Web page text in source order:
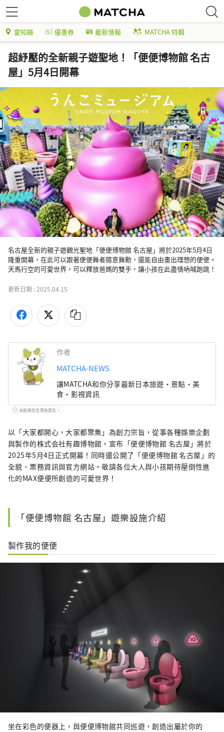
愛知縣 優惠券 最新情報 MATCHA 特輯
超紓壓的全新親子遊聖地！「便便博物館 名古
屋」5月4日開幕
名古屋全新的親子遊觀光聖地「便便博物館 名古屋」將於2025年5月4日
隆重開幕，在此可以跟著便便舞者隨意舞動，還能自由畫出理想的便便。
天馬行空的可愛世界，可以釋放爸媽的雙手，讓小孩在此盡情吶喊跑跳！
更新日期 :2025.04.15
作者
MATCHA-NEWS
讓MATCHA和你分享最新日本旅遊・景點・美
食・影視資訊
本服務包含贊助廣告。
以「大家都開心，大家都聚集」為創力宗旨，從事各種娛樂企劃
與製作的株式会社有趣博物館，宣布「便便博物館 名古屋」將於
2025年5月4日正式開幕！同時還公開了「便便博物館 名古屋」的
全貌、票務資訊與官方網站。敬請各位大人與小孩期待壓倒性進
化的MAX便便所創造的可愛世界！
「便便博物館 名古屋」遊樂設施介紹
製作我的便便
坐在彩色的便器上，與便便博物館共同巡遊，創造出屬於你的